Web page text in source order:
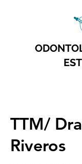
TTM/
Riveros